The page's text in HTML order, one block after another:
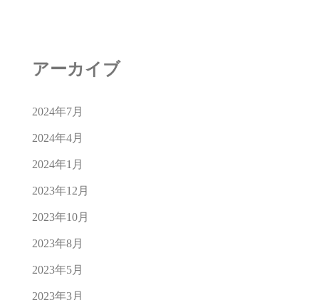
アーカイブ
2024年7月
2024年4月
2024年1月
2023年12月
2023年10月
2023年8月
2023年5月
2023年3月